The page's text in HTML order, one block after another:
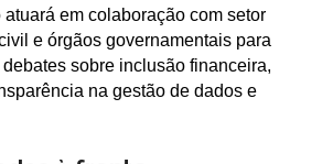
em colaboração com setor
e órgãos governamentais para
sobre inclusão financeira,
na gestão de dados e